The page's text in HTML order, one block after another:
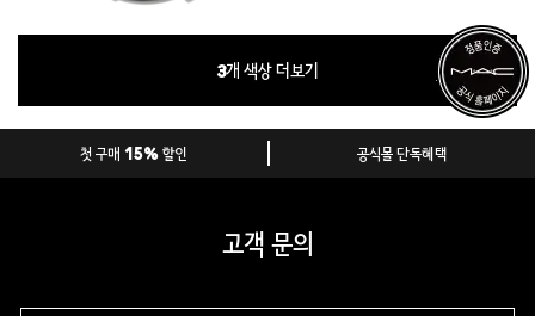
3개 색상 더보기
첫 구매 15% 할인 공식몰 단독혜택
고객 문의